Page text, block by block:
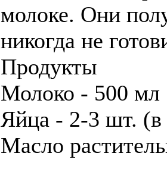
молоке. Они
никогда не
Продукты
Молоко - 500 мл
Яйца - 2-3 шт. (в
Масло